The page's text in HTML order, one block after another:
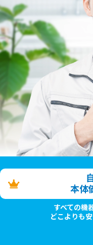
本体
すべての機
どこよりも